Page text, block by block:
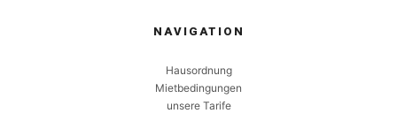
NAVIGATION
Hausordnung
Mietbedingungen
unsere Tarife